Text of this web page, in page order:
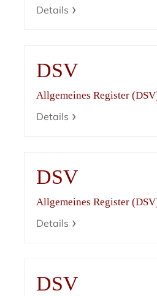
Details
DSV
Allgemeines Register
Details
DSV
Allgemeines Register
Details
DSV